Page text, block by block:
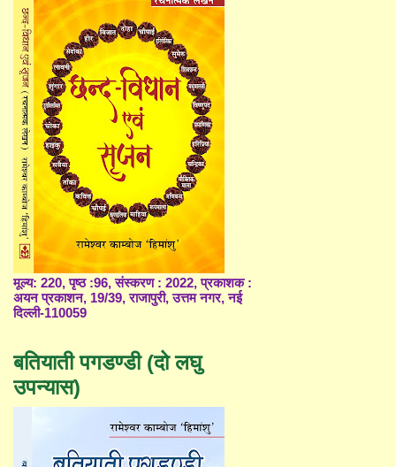
मूल्य: 220, पृष्ठ :96, संस्करण : 2022, प्रकाशक :
अयन प्रकाशन, 19/39, राजापुरी, उत्तम नगर, नई
दिल्ली-110059
बतियाती पगडण्डी (दो लघु
उपन्यास)